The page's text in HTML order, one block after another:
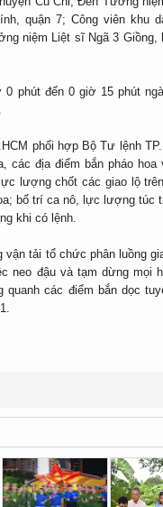
quận 7; Công viên khu
niệm Liệt sĩ Ngã 3
phút đến 0 giờ 15 phút
phối hợp Bộ Tư lệnh
các địa điểm bắn pháo
lượng chốt các giao lộ
bố trí ca nô, lực lượng túc
khi có lệnh.
tải tổ chức phân luồng
neo đậu và tạm dừng mọi
các điểm bắn dọc